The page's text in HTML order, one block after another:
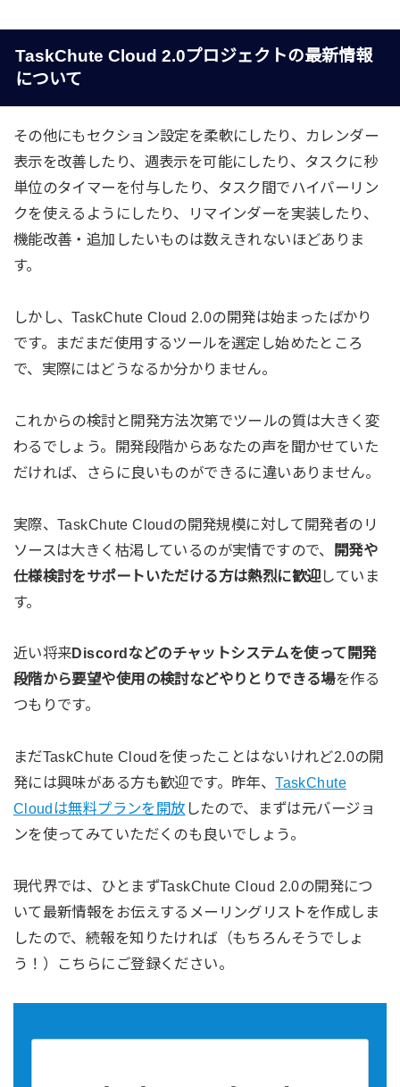
TaskChute Cloud 2.0プロジェクトの最新情報
について
その他にもセクション設定を柔軟にしたり、カレンダー
表示を改善したり、週表示を可能にしたり、タスクに秒
単位のタイマーを付与したり、タスク間でハイパーリン
クを使えるようにしたり、リマインダーを実装したり、
機能改善・追加したいものは数えきれないほどありま
す。
しかし、TaskChute Cloud 2.0の開発は始まったばかり
です。まだまだ使用するツールを選定し始めたところ
で、実際にはどうなるか分かりません。
これからの検討と開発方法次第でツールの質は大きく変
わるでしょう。開発段階からあなたの声を聞かせていた
だければ、さらに良いものができるに違いありません。
実際、TaskChute Cloudの開発規模に対して開発者のリ
ソースは大きく枯渇しているのが実情ですので、
開発や
仕様検討をサポートいただける方は熱烈に歓迎 していま
す。
近い将来Discordなどのチャットシステムを使って開発
段階から要望や使用の検討などやりとりできる場を作る
つもりです。
まだTaskChute Cloudを使ったことはないけれど2.0の開
発には興味がある方も歓迎です。昨年、TaskChute
Cloudは無料プランを開放 したので、まずは元バージョ
ンを使ってみていただくのも良いでしょう。
現代界では、ひとまずTaskChute Cloud 2.0の開発につ
いて最新情報をお伝えするメーリングリストを作成しま
したので、続報を知りたければ（もちろんそうでしょ
う！）こちらにご登録ください。